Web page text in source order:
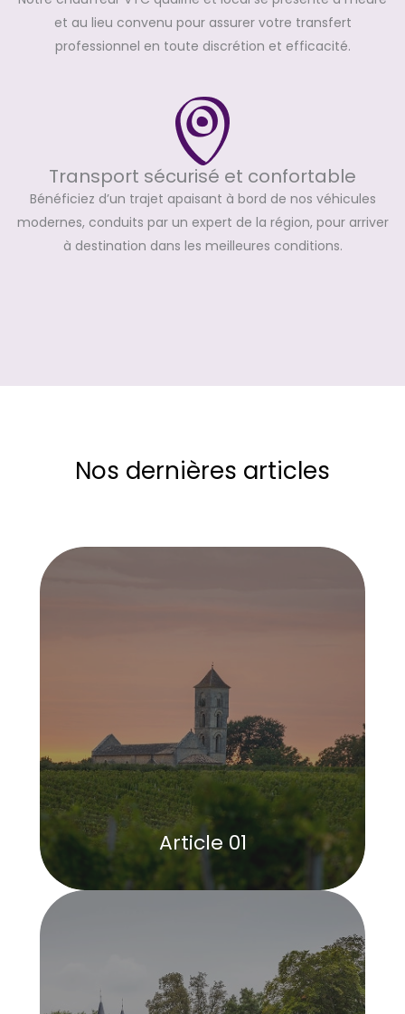
et au lieu convenu pour assurer votre transfert
professionnel en toute discrétion et efficacité.
Transport sécurisé et confortable
Bénéficiez d’un trajet apaisant à bord de nos véhicules
modernes, conduits par un expert de la région, pour arriver
à destination dans les meilleures conditions.
Nos dernières articles
Article 01